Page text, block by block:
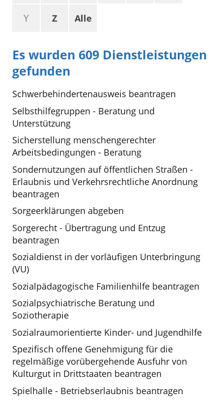
Y Z Alle
Es wurden 609 Dienstleistungen
gefunden
Schwerbehindertenausweis beantragen
Selbsthilfegruppen - Beratung und
Unterstützung
Sicherstellung menschengerechter
Arbeitsbedingungen - Beratung
Sondernutzungen auf öffentlichen Straßen -
Erlaubnis und Verkehrsrechtliche Anordnung
beantragen
Sorgeerklärungen abgeben
Sorgerecht - Übertragung und Entzug
beantragen
Sozialdienst in der vorläufigen Unterbringung
(VU)
Sozialpädagogische Familienhilfe beantragen
Sozialpsychiatrische Beratung und
Soziotherapie
Sozialraumorientierte Kinder- und Jugendhilfe
Spezifisch offene Genehmigung für die
regelmäßige vorübergehende Ausfuhr von
Kulturgut in Drittstaaten beantragen
Spielhalle - Betriebserlaubnis beantragen